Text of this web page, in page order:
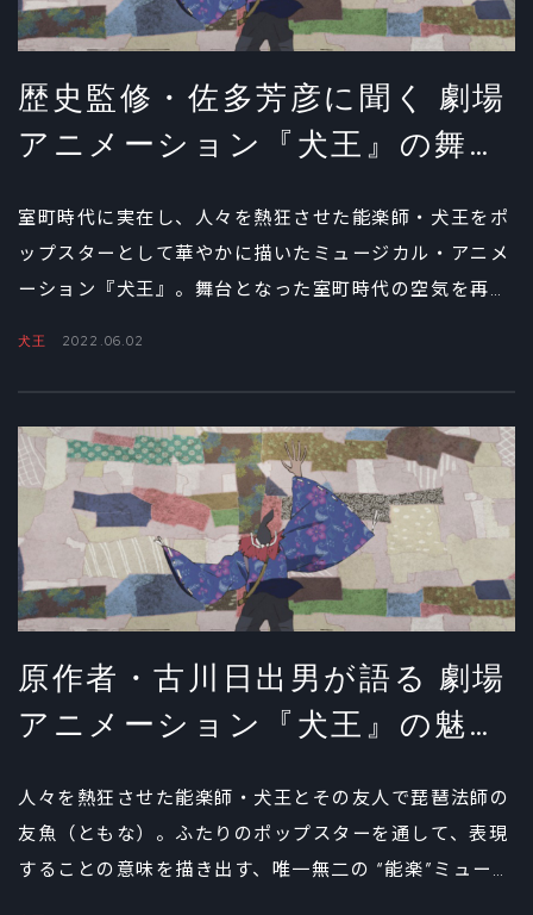
歴史監修・佐多芳彦に聞く 劇場
アニメーション『犬王』の舞台
室町時代に実在し、人々を熱狂させた能楽師・犬王をポ
ップスターとして華やかに描いたミュージカル・アニメ
ーション『犬王』。舞台となった室町時代の空気を再現
りする。
犬王 2022.06.02
原作者・古川日出男が語る 劇場
アニメーション『犬王』の魅力
人々を熱狂させた能楽師・犬王とその友人で琵琶法師の
友魚（ともな）。ふたりのポップスターを通して、表現
することの意味を描き出す、唯一無二の “能楽”ミュージ